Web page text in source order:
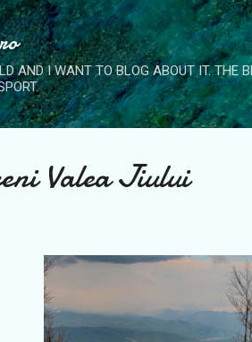
Skip to main content
AND I WANT TO BLOG ABOUT IT. THE
Valea Jiului